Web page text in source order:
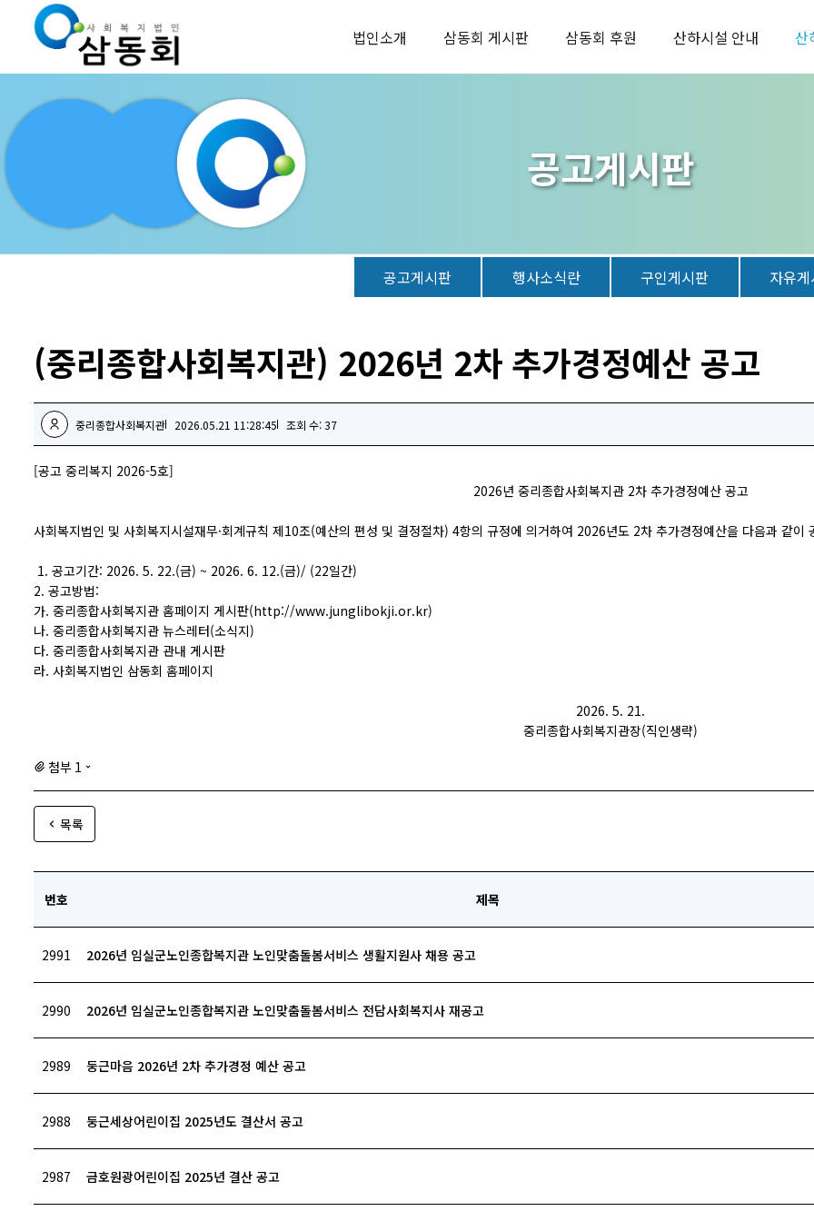
법인소개 삼동회 게시판 삼동회 후원 산하시설 안내 산
공고게시판
공고게시판 행사소식란 구인게시판 자유
(중리종합사회복지관) 2026년 2차 추가경정예산 공고
중리종합사회복지관 2026.05.21 11:28:45 조회 수: 37
[공고 중리복지 2026-5호]
2026년 중리종합사회복지관 2차 추가경정예산 공고
사회복지법인 및 사회복지시설재무·회계규칙 제10조(예산의 편성 및 결정절차) 4항의 규정에 의거하여 2026년도 2차 추가경정예산을 다음과 같이
1. 공고기간: 2026. 5. 22.(금) ~ 2026. 6. 12.(금)/ (22일간)
2. 공고방법:
가. 중리종합사회복지관 홈페이지 게시판(http://www.junglibokji.or.kr)
나. 중리종합사회복지관 뉴스레터(소식지)
다. 중리종합사회복지관 관내 게시판
라. 사회복지법인 삼동회 홈페이지
2026. 5. 21.
중리종합사회복지관장(직인생략)
첨부 1
목록
번호 제목
2991 2026년 임실군노인종합복지관 노인맞춤돌봄서비스 생활지원사 채용 공고
2990 2026년 임실군노인종합복지관 노인맞춤돌봄서비스 전담사회복지사 재공고
2989 둥근마음 2026년 2차 추가경정 예산 공고
2988 둥근세상어린이집 2025년도 결산서 공고
2987 금호원광어린이집 2025년 결산 공고